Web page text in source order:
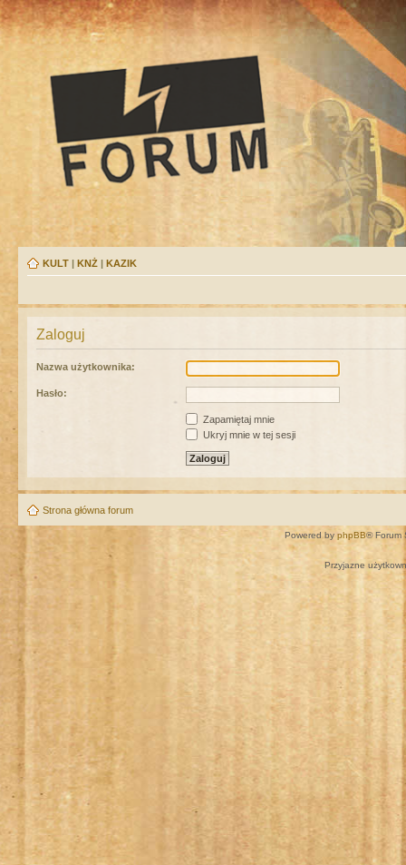
KULT | KNŻ | KAZIK
Zaloguj
Nazwa użytkownika:
Hasło:
Zapamiętaj mnie
Ukryj mnie w tej sesji
Strona główna forum
Powered by phpBB® Forum
Przyjazne